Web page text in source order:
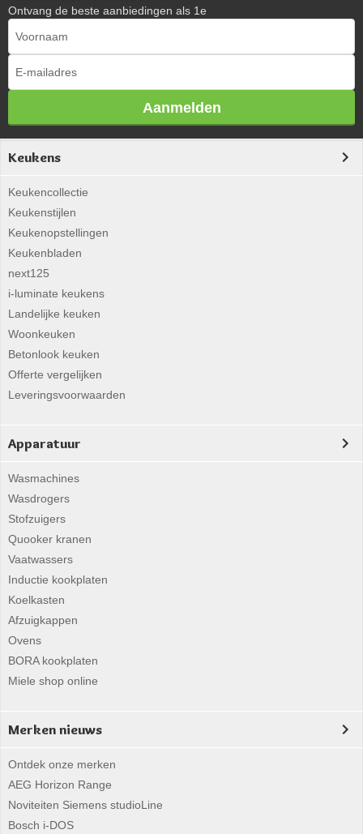
Ontvang de beste aanbiedingen als 1e
Aanmelden
Keukens
Keukencollectie
Keukenstijlen
Keukenopstellingen
Keukenbladen
next125
i-luminate keukens
Landelijke keuken
Woonkeuken
Betonlook keuken
Offerte vergelijken
Leveringsvoorwaarden
Apparatuur
Wasmachines
Wasdrogers
Stofzuigers
Quooker kranen
Vaatwassers
Inductie kookplaten
Koelkasten
Afzuigkappen
Ovens
BORA kookplaten
Miele shop online
Merken nieuws
Ontdek onze merken
AEG Horizon Range
Noviteiten Siemens studioLine
Bosch i-DOS